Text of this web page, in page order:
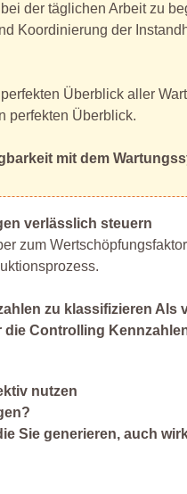
der täglichen Arbeit zu
Koordinierung der
Überblick aller
perfekten Überblick.
mit dem
verlässlich steuern
zum
zu klassifizieren
Controlling
nutzen
Sie generieren, auch